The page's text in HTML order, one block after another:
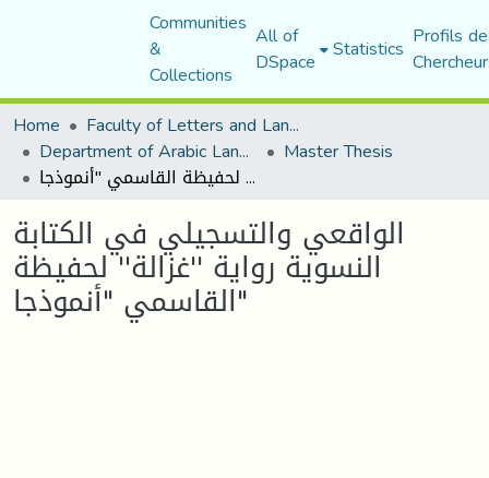
Communities
&
Collections
All of
DSpace Statistics Profils
Home
Faculty of Letters and Languages
Department of Arabic Language and Literature Master Thesis
الواقعي والتسجيلي في الكتابة النسوية رواية ''غزالة'' لحفيظة القاسمي "أنموذجا"
الواقعي والتسجيلي في الكتابة
النسوية رواية ''غزالة'' لحفيظة
القاسمي "أنموذجا"